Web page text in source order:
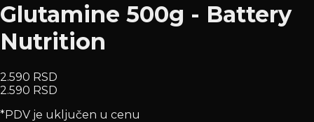
Glutamine 500g - Battery
Nutrition
2.590 RSD
2.590 RSD
*PDV je uključen u cenu